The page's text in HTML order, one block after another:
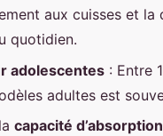
aux cuisses et
quotidien.
adolescentes : Entre
adultes est
capacité d’absorption